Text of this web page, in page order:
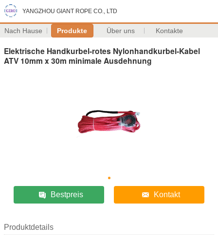
YANGZHOU GIANT ROPE CO., LTD
Nach Hause Produkte Über uns Kontakte
Elektrische Handkurbel-rotes Nylonhandkurbel-Kabel
ATV 10mm x 30m minimale Ausdehnung
Bestpreis Kontakt
Produktdetails